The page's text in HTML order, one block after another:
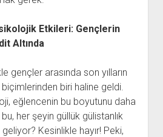
Etkileri: Gençlerin
Altında
gençler arasında son yılların
biri haline geldi.
eğlencenin bu boyutunu daha
her şeyin güllük gülistanlık
Kesinlikle hayır! Peki,